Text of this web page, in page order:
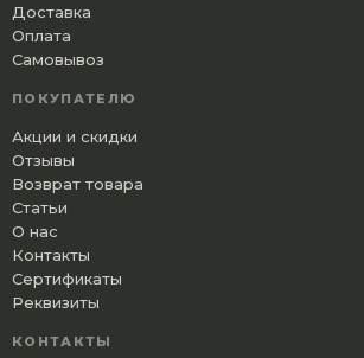
Доставка
Оплата
Самовывоз
ПОКУПАТЕЛЮ
Акции и скидки
Отзывы
Возврат товара
Статьи
О нас
Контакты
Сертификаты
Реквизиты
КОНТАКТЫ